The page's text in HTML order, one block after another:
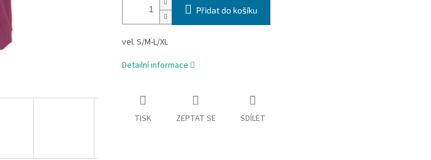
Přidat do košíku
vel. S/M-L/XL
Detailní informace
TISK ZEPTAT SE SDÍLET